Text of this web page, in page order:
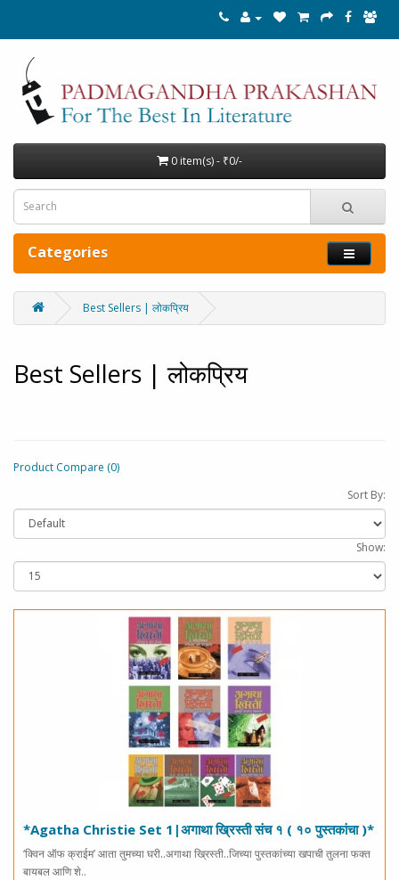
0 item(s) - ₹0/-
Categories
Best Sellers | लोकप्रिय
Best Sellers | लोकप्रिय
Product Compare (0)
Sort By:
Show:
*Agatha Christie Set 1|अगाथा ख्रिस्ती संच १ ( १० पुस्तकांचा )*
‘क्विन ऑफ क्राईम’ आता तुमच्या घरी..अगाथा ख्रिस्ती..जिच्या पुस्तकांच्या खपाची तुलना फक्त
बायबल आणि शे..